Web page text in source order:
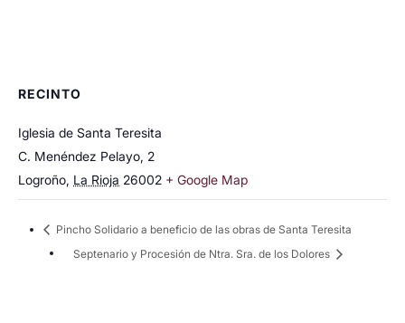
RECINTO
Iglesia de Santa Teresita
C. Menéndez Pelayo, 2
Logroño, La Rioja 26002 + Google Map
Pincho Solidario a beneficio de las obras de Santa Teresita
Septenario y Procesión de Ntra. Sra. de los Dolores